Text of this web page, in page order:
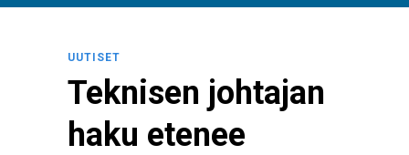
UUTISET
Teknisen johtajan
haku etenee